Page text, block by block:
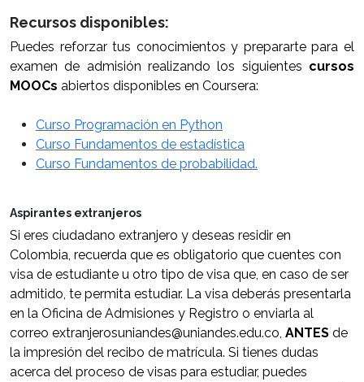
Recursos disponibles:
Puedes reforzar tus conocimientos y prepararte para el
examen de admisión realizando los siguientes cursos
MOOCs abiertos disponibles en Coursera:
Curso Programación en Python
Curso Fundamentos de estadística
Curso Fundamentos de probabilidad.
Aspirantes extranjeros
Si eres ciudadano extranjero y deseas residir en
Colombia, recuerda que es obligatorio que cuentes con
visa de estudiante u otro tipo de visa que, en caso de ser
admitido, te permita estudiar. La visa deberás presentarla
en la Oficina de Admisiones y Registro o enviarla al
correo extranjerosuniandes@uniandes.edu.co, ANTES de
la impresión del recibo de matrícula. Si tienes dudas
acerca del proceso de visas para estudiar, puedes